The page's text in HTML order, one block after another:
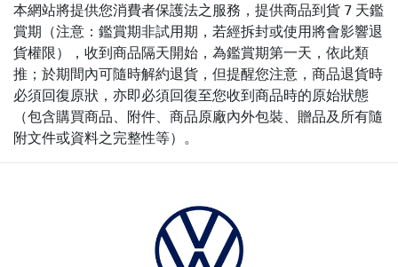
本網站將提供您消費者保護法之服務，提供商品到貨 7 天鑑
賞期（注意：鑑賞期非試用期，若經拆封或使用將會影響退
貨權限），收到商品隔天開始，為鑑賞期第一天，依此類
推；於期間內可隨時解約退貨，但提醒您注意，商品退貨時
必須回復原狀，亦即必須回復至您收到商品時的原始狀態
（包含購買商品、附件、商品原廠內外包裝、贈品及所有隨
附文件或資料之完整性等）。